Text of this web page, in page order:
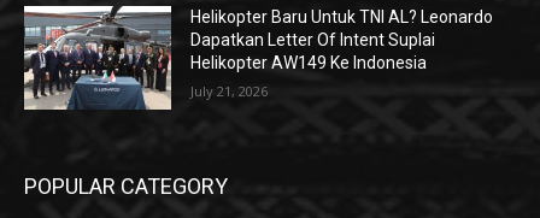
Helikopter Baru Untuk TNI AL? Leonardo
Dapatkan Letter Of Intent Suplai
Helikopter AW149 Ke Indonesia
July 21, 2026
POPULAR CATEGORY